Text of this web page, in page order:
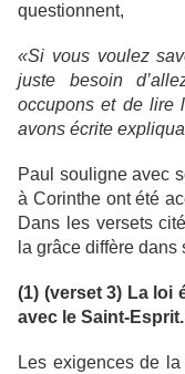
questionnent,
«Si vous voulez
juste besoin
occupons et de lire
avons écrite
Paul souligne avec
à Corinthe ont été
Dans les versets
la grâce diffère
(1) (verset 3) La loi
avec le Saint-Esprit.
Les exigences de